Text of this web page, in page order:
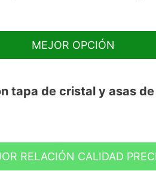
MEJOR OPCIÓN
tapa de cristal y asas
RELACIÓN CALIDAD